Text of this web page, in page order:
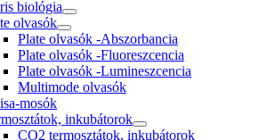
biológia
olvasók
Plate olvasók -Abszorbancia
Plate olvasók -Fluoreszcencia
Plate olvasók -Lumineszcencia
Multimode olvasók
mosók
inkubátorok
CO2 termosztátok, inkubátorok